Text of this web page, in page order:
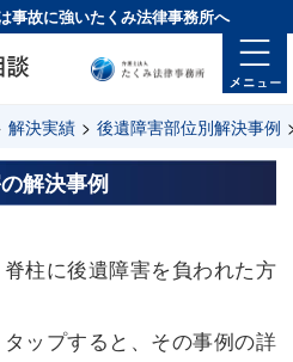
事故に強いたくみ法律事務所へ
解決実績 > 後遺障害部位別解決事例
解決事例
柱に後遺障害を負われた方
ップすると、その事例の詳